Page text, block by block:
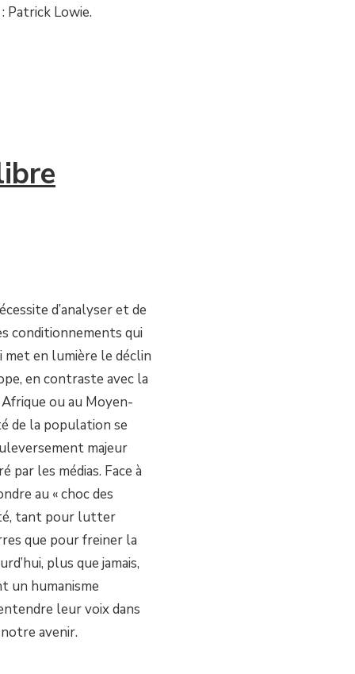
Patrick Lowie.
d’analyser et de
conditionnements qui
met en lumière le déclin
en contraste avec la
ou au Moyen-
de la population se
majeur
les médias. Face à
au « choc des
tant pour lutter
que pour freiner la
plus que jamais,
un humanisme
leur voix dans
avenir.